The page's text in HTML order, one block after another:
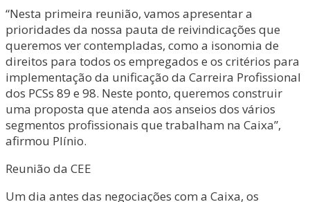
“Nesta primeira reunião, vamos apresentar a
prioridades da nossa pauta de reivindicações que
queremos ver contempladas, como a isonomia de
direitos para todos os empregados e os critérios para
implementação da unificação da Carreira Profissional
dos PCSs 89 e 98. Neste ponto, queremos construir
uma proposta que atenda aos anseios dos vários
segmentos profissionais que trabalham na Caixa”,
afirmou Plínio.
Reunião da CEE
Um dia antes das negociações com a Caixa, os